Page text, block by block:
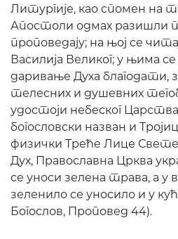
Литургије, као спомен на
Апостоли одмах разишли
проповедају; на њој се
Василија Великог; у њима
даривање Духа благодати,
телесних и душевних
удостоји небеског
богословски назван и
физички Tpeћe Лице
Дух, Православна Црква
се уноси зелена трава, а
зеленило се уносило и у
Богослов, Проповед 44).